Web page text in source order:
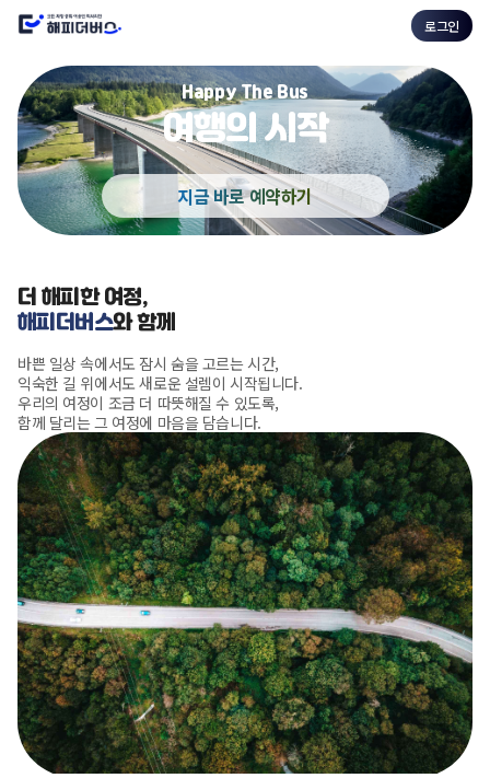
로그인
Happy The Bus
여행의 시작
지금 바로 예약하기
더 해피한 여정,
해피더버스와 함께
바쁜 일상 속에서도 잠시 숨을 고르는 시간,
익숙한 길 위에서도 새로운 설렘이 시작됩니다.
우리의 여정이 조금 더 따뜻해질 수 있도록,
함께 달리는 그 여정에 마음을 담습니다.